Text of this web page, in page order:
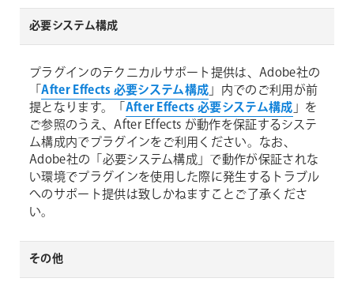
必要システム構成
プラグインのテクニカルサポート提供は、Adobe社の
「After Effects 必要システム構成」内でのご利用が前
提となります。「 After Effects 必要システム構成」を
ご参照のうえ、After Effects が動作を保証するシステ
ム構成内でプラグインをご利用ください。なお、
Adobe社の「必要システム構成」で動作が保証されな
い環境でプラグインを使用した際に発生するトラブル
へのサポート提供は致しかねますことご了承くださ
い。
その他